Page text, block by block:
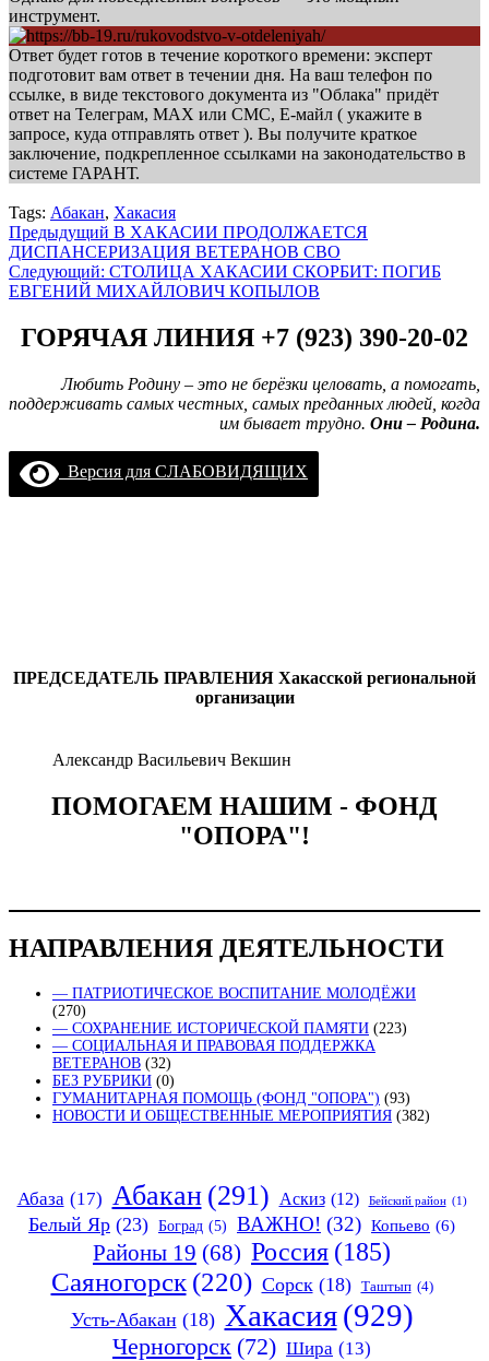
инструмент.
Ответ будет готов в течение короткого времени: эксперт
подготовит вам ответ в течении дня. На ваш телефон по
ссылке, в виде текстового документа из "Облака" придёт
ответ на Телеграм, МАХ или СМС, Е-майл ( укажите в
запросе, куда отправлять ответ ). Вы получите краткое
заключение, подкрепленное ссылками на законодательство в
системе ГАРАНТ.
Tags: Абакан, Хакасия
Навигация
записи
Предыдущий В ХАКАСИИ ПРОДОЛЖАЕТСЯ
ДИСПАНСЕРИЗАЦИЯ ВЕТЕРАНОВ СВО
Следующий: СТОЛИЦА ХАКАСИИ СКОРБИТ: ПОГИБ
ЕВГЕНИЙ МИХАЙЛОВИЧ КОПЫЛОВ
ГОРЯЧАЯ ЛИНИЯ +7 (923) 390-20-02
Любить Родину – это не берёзки целовать, а помогать,
поддерживать самых честных, самых преданных людей, когда
им бывает трудно. Они – Родина.
Версия для СЛАБОВИДЯЩИХ
ПРЕДСЕДАТЕЛЬ ПРАВЛЕНИЯ Хакасской региональной
организации
Александр Васильевич Векшин
ПОМОГАЕМ НАШИМ - ФОНД
"ОПОРА"!
НАПРАВЛЕНИЯ ДЕЯТЕЛЬНОСТИ
— ПАТРИОТИЧЕСКОЕ ВОСПИТАНИЕ МОЛОДЁЖИ
(270)
— СОХРАНЕНИЕ ИСТОРИЧЕСКОЙ ПАМЯТИ (223)
— СОЦИАЛЬНАЯ И ПРАВОВАЯ ПОДДЕРЖКА
ВЕТЕРАНОВ (32)
БЕЗ РУБРИКИ (0)
ГУМАНИТАРНАЯ ПОМОЩЬ (ФОНД "ОПОРА") (93)
НОВОСТИ И ОБЩЕСТВЕННЫЕ МЕРОПРИЯТИЯ (382)
Абаза (17) Абакан (291) Аскиз (12) Бейский район (1)
Белый Яр (23) Боград (5) ВАЖНО! (32) Копьево (6)
Районы 19 (68) Россия (185)
Саяногорск (220) Сорск (18) Таштып (4)
Усть-Абакан (18) Хакасия (929)
Черногорск (72) Шира (13)